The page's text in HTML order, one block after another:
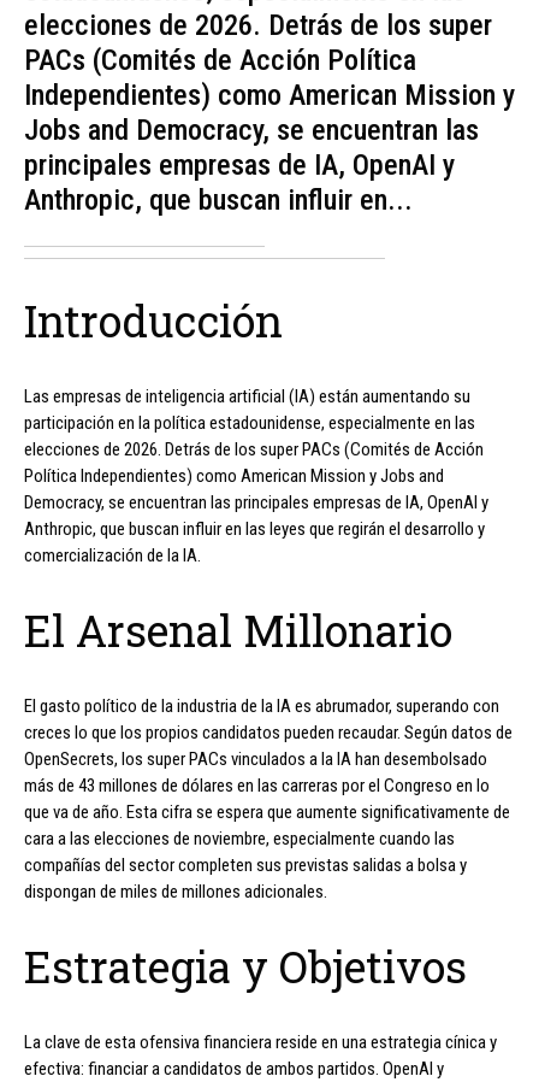
elecciones de 2026. Detrás de los super
PACs (Comités de Acción Política
Independientes) como American Mission y
Jobs and Democracy, se encuentran las
principales empresas de IA, OpenAI y
Anthropic, que buscan influir en...
Introducción
Las empresas de inteligencia artificial (IA) están aumentando su
participación en la política estadounidense, especialmente en las
elecciones de 2026. Detrás de los super PACs (Comités de Acción
Política Independientes) como American Mission y Jobs and
Democracy, se encuentran las principales empresas de IA, OpenAI y
Anthropic, que buscan influir en las leyes que regirán el desarrollo y
comercialización de la IA.
El Arsenal Millonario
El gasto político de la industria de la IA es abrumador, superando con
creces lo que los propios candidatos pueden recaudar. Según datos de
OpenSecrets, los super PACs vinculados a la IA han desembolsado
más de 43 millones de dólares en las carreras por el Congreso en lo
que va de año. Esta cifra se espera que aumente significativamente de
cara a las elecciones de noviembre, especialmente cuando las
compañías del sector completen sus previstas salidas a bolsa y
dispongan de miles de millones adicionales.
Estrategia y Objetivos
La clave de esta ofensiva financiera reside en una estrategia cínica y
efectiva: financiar a candidatos de ambos partidos. OpenAI y